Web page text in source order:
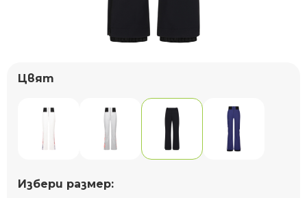
Цвят
Избери размер: